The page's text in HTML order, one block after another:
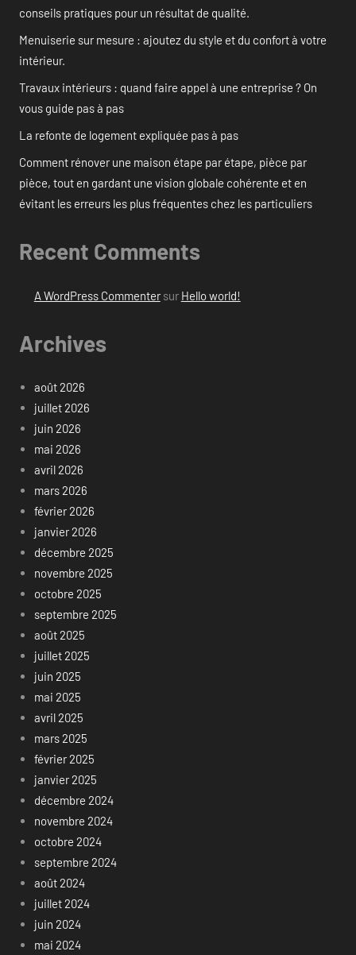
conseils pratiques pour un résultat de qualité.
Menuiserie sur mesure : ajoutez du style et du confort à votre
intérieur.
Travaux intérieurs : quand faire appel à une entreprise ? On
vous guide pas à pas
La refonte de logement expliquée pas à pas
Comment rénover une maison étape par étape, pièce par
pièce, tout en gardant une vision globale cohérente et en
évitant les erreurs les plus fréquentes chez les particuliers
Recent Comments
A WordPress Commentersur Hello world!
Archives
août 2026
juillet 2026
juin 2026
mai 2026
avril 2026
mars 2026
février 2026
janvier 2026
décembre 2025
novembre 2025
octobre 2025
septembre 2025
août 2025
juillet 2025
juin 2025
mai 2025
avril 2025
mars 2025
février 2025
janvier 2025
décembre 2024
novembre 2024
octobre 2024
septembre 2024
août 2024
juillet 2024
juin 2024
mai 2024